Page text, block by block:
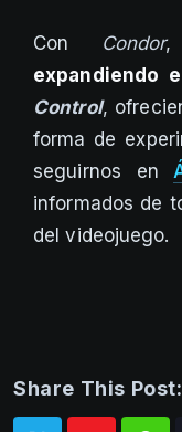
Con Condor
expandiendo
Control,
forma de
seguirnos en
informados de
del videojuego.
Share This Post: